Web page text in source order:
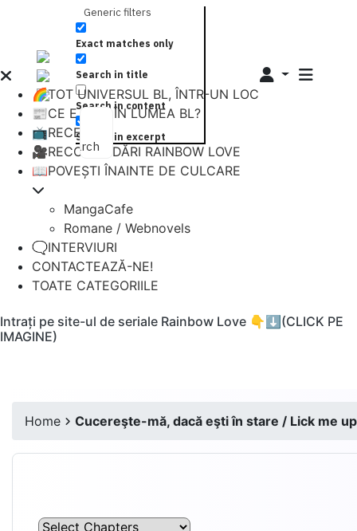
Search
Generic filters
Exact matches only
Search in title
Search in content
Search in excerpt
🌈TOT UNIVERSUL BL, ÎNTR-UN LOC
📰CE E NOU ÎN LUMEA BL?
📺RECENZII
🎥RECOMANDĂRI RAINBOW LOVE
📖POVEȘTI ÎNAINTE DE CULCARE
MangaCafe
Romane / Webnovels
🗨️INTERVIURI
CONTACTEAZĂ-NE!
TOATE CATEGORIILE
Intrați pe site-ul de seriale Rainbow Love 👇⬇️(CLICK PE
IMAGINE)
Home Cucereşte-mă, dacă eşti în stare / Lick me